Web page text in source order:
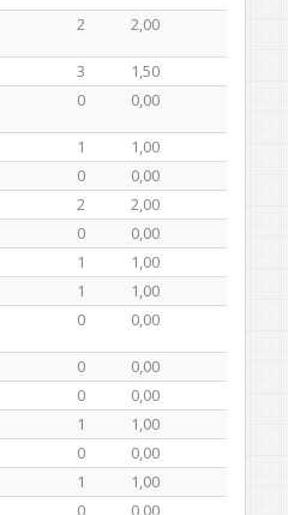
2 2,00
3
1,50
0 0,00
1
1,00
0
0,00
2
2,00
0
0,00
1
1,00
1
1,00
0 0,00
0
0,00
0
0,00
1
1,00
0
0,00
1
1,00
0
0,00